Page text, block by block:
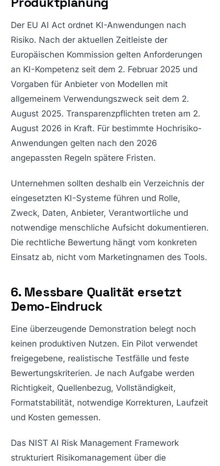
Der EU AI Act ordnet KI-Anwendungen nach
Risiko. Nach der aktuellen Zeitleiste der
Europäischen Kommission gelten Anforderungen
an KI-Kompetenz seit dem 2. Februar 2025 und
Vorgaben für Anbieter von Modellen mit
allgemeinem Verwendungszweck seit dem 2.
August 2025. Transparenzpflichten treten am 2.
August 2026 in Kraft. Für bestimmte Hochrisiko-
Anwendungen gelten nach den 2026
angepassten Regeln spätere Fristen.
Unternehmen sollten deshalb ein Verzeichnis der
eingesetzten KI-Systeme führen und Rolle,
Zweck, Daten, Anbieter, Verantwortliche und
notwendige menschliche Aufsicht dokumentieren.
Die rechtliche Bewertung hängt vom konkreten
Einsatz ab, nicht vom Marketingnamen des Tools.
6. Messbare Qualität ersetzt
Demo-Eindruck
Eine überzeugende Demonstration belegt noch
keinen produktiven Nutzen. Ein Pilot verwendet
freigegebene, realistische Testfälle und feste
Bewertungskriterien. Je nach Aufgabe werden
Richtigkeit, Quellenbezug, Vollständigkeit,
Formatstabilität, notwendige Korrekturen, Laufzeit
und Kosten gemessen.
Das NIST AI Risk Management Framework
strukturiert Risikomanagement über die